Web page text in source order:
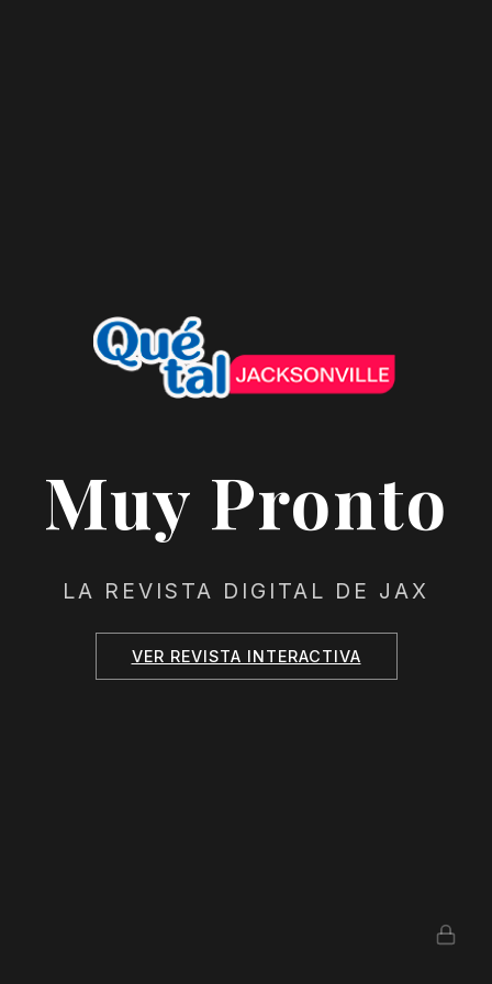
Muy Pronto
LA REVISTA DIGITAL DE JAX
VER REVISTA INTERACTIVA